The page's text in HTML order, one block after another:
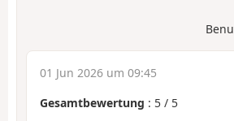
01 Jun 2026 um 09:45
Gesamtbewertung : 5 / 5